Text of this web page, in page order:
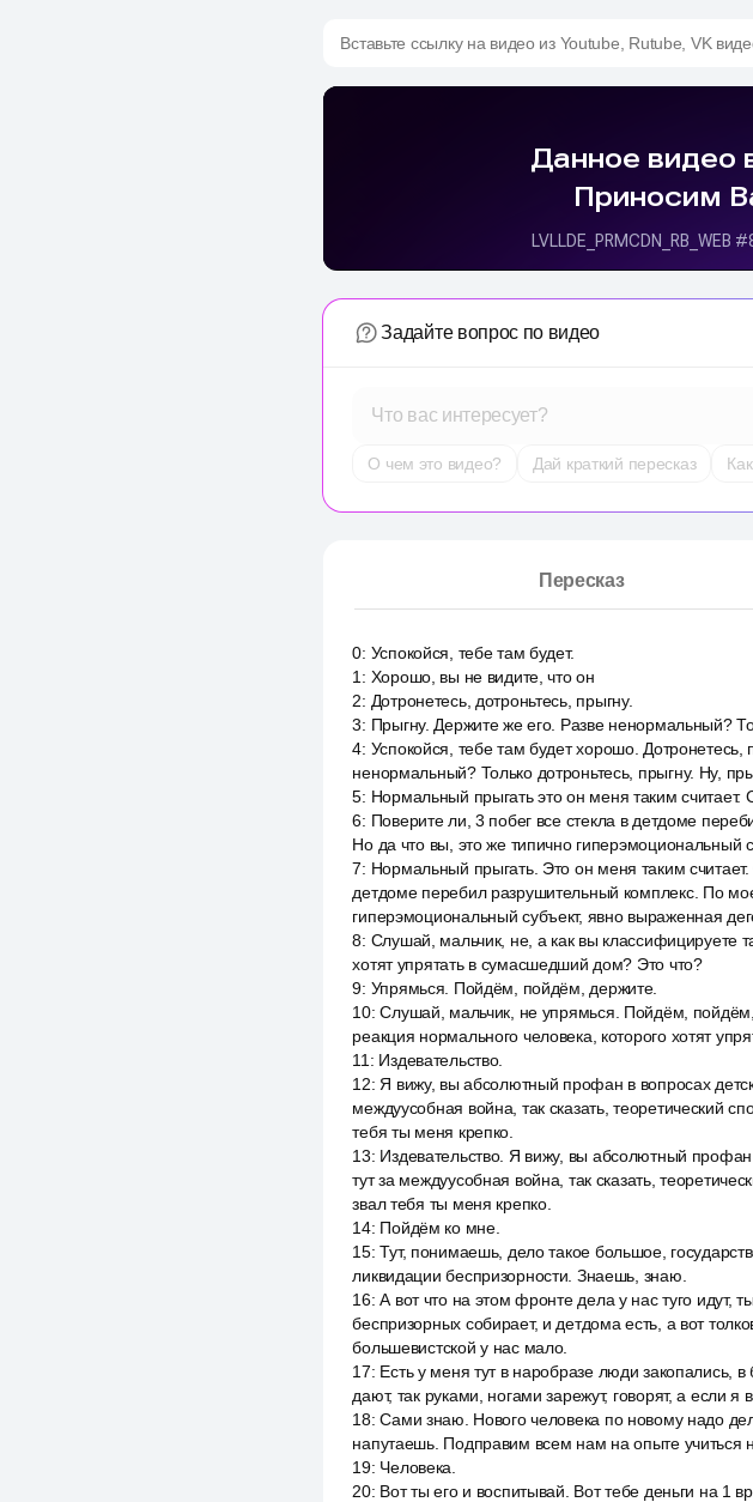
Вставьте ссылку на видео из Youtube, Rutube, VK
Задайте вопрос по видео
Что вас интересует?
О чем это видео? Дай краткий пересказ
Пересказ
0: Успокойся, тебе там будет.
1 : Хорошо, вы не видите, что он
2: Дотронетесь, дотроньтесь, прыгну.
3: Прыгну. Держите же его. Разве ненормальный?
4: Успокойся, тебе там будет хорошо.
ненормальный? Только дотроньтесь, прыгну. Ну,
5: Нормальный прыгать это он меня таким
6: Поверите ли, 3 побег все стекла в детдоме
Но да что вы, это же типично гиперэмоциональный
7: Нормальный прыгать. Это он меня таким
детдоме перебил разрушительный комплекс. По
гиперэмоциональный субъект, явно выраженная
8: Слушай, мальчик, не, а как вы классифицируете
хотят упрятать в сумасшедший дом? Это что?
9: Упрямься. Пойдём, пойдём, держите.
10:Слушай, мальчик, не упрямься. Пойдём,
реакция нормального человека, которого хотят
11 : Издевательство.
12: Я вижу, вы абсолютный профан в вопросах
междуусобная война, так сказать, теоретический
тебя ты меня крепко.
13: Издевательство. Я вижу, вы абсолютный
тут за междуусобная война, так сказать,
звал тебя ты меня крепко.
14: Пойдём ко мне.
15:Тут, понимаешь, дело такое большое,
ликвидации беспризорности. Знаешь, знаю.
16:А вот что на этом фронте дела у нас туго идут,
беспризорных собирает, и детдома есть, а вот
большевистской у нас мало.
17: Есть у меня тут в наробразе люди закопались,
дают, так руками, ногами зарежут, говорят, а если я
18:Сами знаю. Нового человека по новому надо
напутаешь. Подправим всем нам на опыте учиться
19: Человека.
20: Вот ты его и воспитывай. Вот тебе деньги на 1